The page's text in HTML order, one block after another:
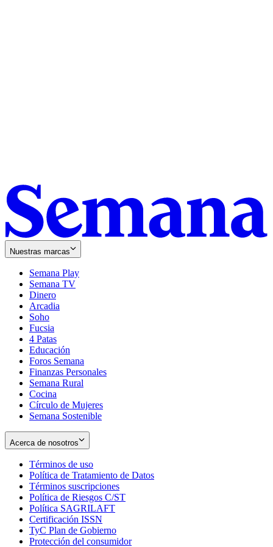
Nuestras marcas
Semana Play
Semana TV
Dinero
Arcadia
Soho
in
new
window
Fucsia
in
new
window
4 Patas
Educación
Foros Semana
Finanzas Personales
Semana Rural
Cocina
Círculo de Mujeres
Semana Sostenible
Acerca de nosotros
Términos de uso
in
new
window
Política de Tratamiento de Datos
Términos suscripciones
in
Política de Riesgos C/ST
Política SAGRILAFT
new
window
Certificación ISSN
in
new
TyC Plan de Gobierno
in
Protección del consumidorOpens